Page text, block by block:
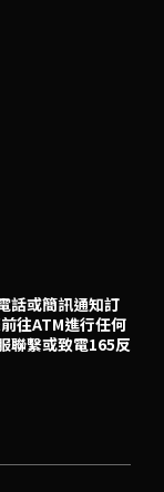
話或簡訊通知訂
往ATM進行任何
聯繫或致電165反